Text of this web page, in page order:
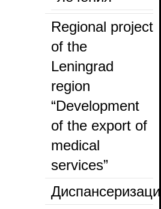
Regional project
of the
Leningrad
region
“Development
of the export of
medical
services”
Диспансеризация